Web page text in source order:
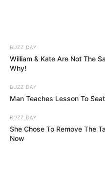
BUZZ DAY
William & Kate Are Not The
Why!
BUZZ DAY
Man Teaches Lesson To
BUZZ DAY
She Chose To Remove The
Now